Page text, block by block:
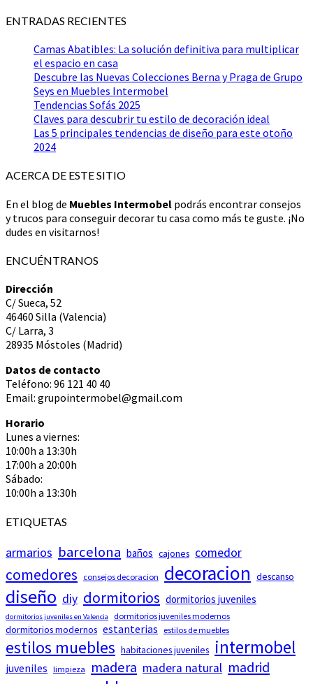
ENTRADAS RECIENTES
Camas Abatibles: La solución definitiva para multiplicar
el espacio en casa
Descubre las Nuevas Colecciones Berna y Praga de Grupo
Seys en Muebles Intermobel
Tendencias Sofás 2025
Claves para descubrir tu estilo de decoración ideal
Las 5 principales tendencias de diseño para este otoño
2024
ACERCA DE ESTE SITIO
En el blog de Muebles Intermobel podrás encontrar consejos
y trucos para conseguir decorar tu casa como más te guste. ¡No
dudes en visitarnos!
ENCUÉNTRANOS
Dirección
C/ Sueca, 52
46460 Silla (Valencia)
C/ Larra, 3
28935 Móstoles (Madrid)
Datos de contacto
Teléfono: 96 121 40 40
Email: grupointermobel@gmail.com
Horario
Lunes a viernes:
10:00h a 13:30h
17:00h a 20:00h
Sábado:
10:00h a 13:30h
ETIQUETAS
armarios barcelona baños cajones comedor
comedores consejos decoracion decoracion descanso
diseño diy dormitorios dormitorios juveniles
dormitorios juveniles en Valencia dormitorios juveniles modernos
dormitorios modernos estanterias estilos de muebles
estilos muebles habitaciones juveniles intermobel
juveniles limpieza madera madera natural madrid